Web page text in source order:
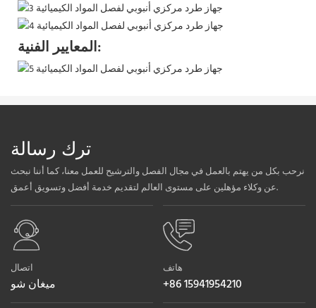
المعايير الفنية:
ترك رسالة
نرحب بكل من يهتم بالعمل في مجال الفصل والترشيح للعمل معنا، كما أننا نبحث
عن وكلاء مؤهلين على مستوى العالم لتقديم خدمة أفضل وتسويق أعمق.
اتصال
ميغان شو
هاتف
+86 15941954210